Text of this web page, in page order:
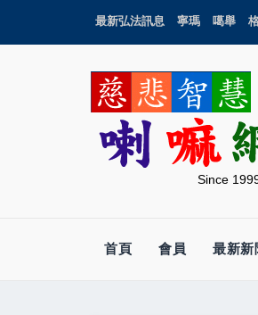
最新弘法訊息 寧瑪 噶舉
Since
首頁 會員 最新新